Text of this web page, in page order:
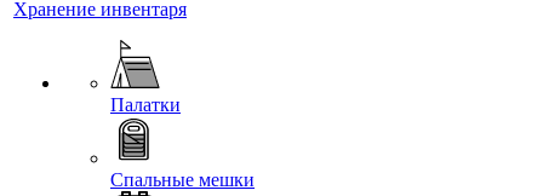
Хранение инвентаря
Палатки
Спальные мешки